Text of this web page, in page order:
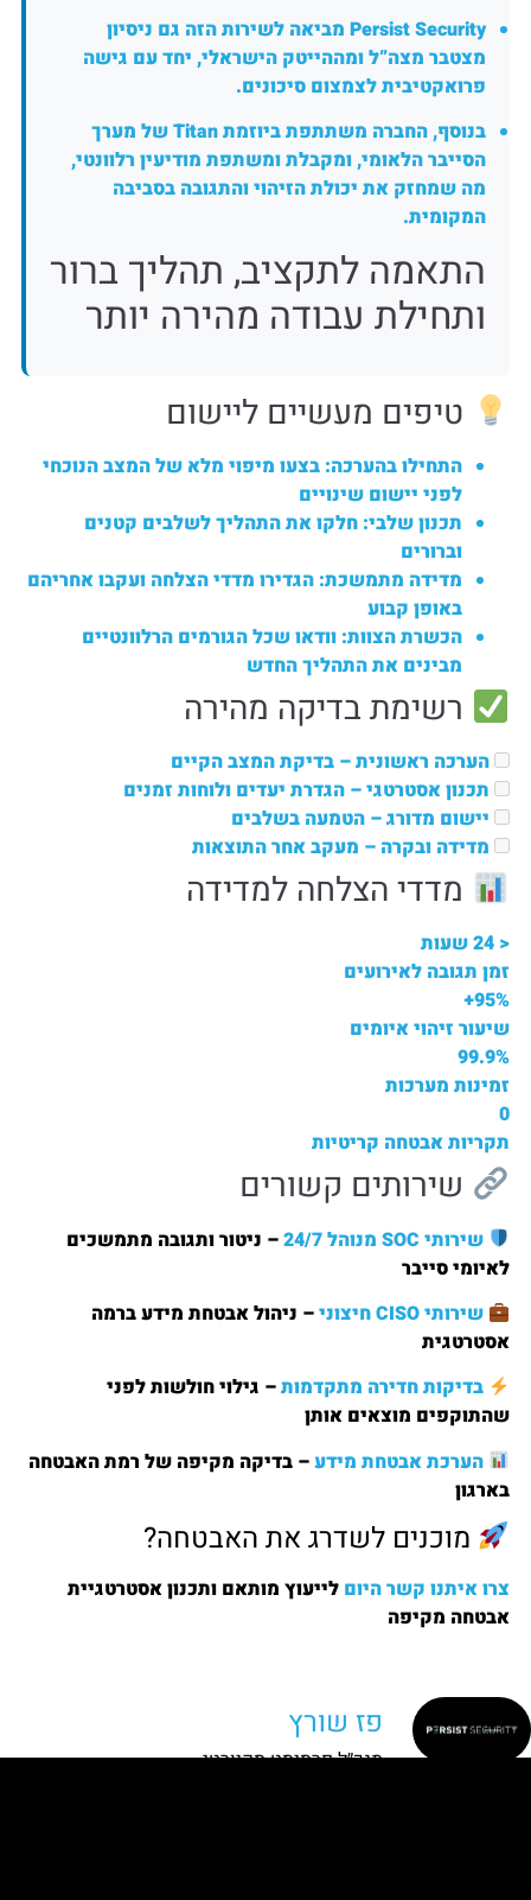
Persist Security מביאה לשירות הזה גם ניסיון
מצטבר מצה”ל ומההייטק הישראלי, יחד עם גישה
פרואקטיבית לצמצום סיכונים.
בנוסף, החברה משתתפת ביוזמת Titan של מערך
הסייבר הלאומי, ומקבלת ומשתפת מודיעין רלוונטי,
מה שמחזק את יכולת הזיהוי והתגובה בסביבה
המקומית.
התאמה לתקציב, תהליך ברור
ותחילת עבודה מהירה יותר
טיפים מעשיים ליישום
התחילו בהערכה: בצעו מיפוי מלא של המצב הנוכחי
לפני יישום שינויים
תכנון שלבי: חלקו את התהליך לשלבים קטנים
וברורים
מדידה מתמשכת: הגדירו מדדי הצלחה ועקבו אחריהם
באופן קבוע
הכשרת הצוות: וודאו שכל הגורמים הרלוונטיים
מבינים את התהליך החדש
רשימת בדיקה מהירה
הערכה ראשונית– בדיקת המצב הקיים
תכנון אסטרטגי– הגדרת יעדים ולוחות זמנים
יישום מדורג– הטמעה בשלבים
מדידה ובקרה – מעקב אחר התוצאות
מדדי הצלחה למדידה
< 24 שעות
זמן תגובה לאירועים
95%+
שיעור זיהוי איומים
99.9%
זמינות מערכות
0
תקריות אבטחה קריטיות
שירותים קשורים
שירותי SOC מנוהל 24/7
– ניטור ותגובה מתמשכים
לאיומי סייבר
שירותי CISO חיצוני
– ניהול אבטחת מידע ברמה
אסטרטגית
בדיקות חדירה מתקדמות– גילוי חולשות לפני
שהתוקפים מוצאים אותן
הערכת אבטחת מידע– בדיקה מקיפה של רמת האבטחה
בארגון
מוכנים לשדרג את האבטחה?
צרו איתנו קשר היום לייעוץ מותאם ותכנון אסטרטגיית
אבטחה מקיפה
פז שורץ
מנכ״ל פרסיסט סקיורטי